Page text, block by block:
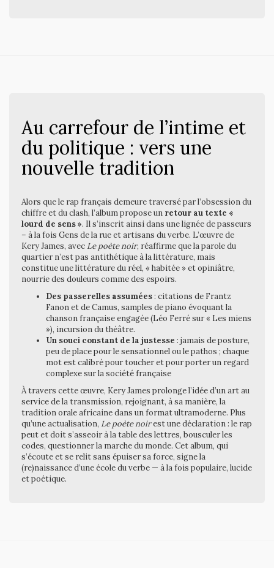
Au carrefour de l’intime et
du politique : vers une
nouvelle tradition
Alors que le rap français demeure traversé par l’obsession du
chiffre et du clash, l’album propose un retour au texte «
lourd de sens ». Il s’inscrit ainsi dans une lignée de passeurs
– à la fois Gens de la rue et artisans du verbe. L’œuvre de
Kery James, avec Le poète noir, réaffirme que la parole du
quartier n’est pas antithétique à la littérature, mais
constitue une littérature du réel, « habitée » et opiniâtre,
nourrie des douleurs comme des espoirs.
Des passerelles assumées: citations de Frantz
Fanon et de Camus, samples de piano évoquant la
chanson française engagée (Léo Ferré sur « Les miens
»), incursion du théâtre.
Un souci constant de la justesse : jamais de posture,
peu de place pour le sensationnel ou le pathos ; chaque
mot est calibré pour toucher et pour porter un regard
complexe sur la société française
À travers cette œuvre, Kery James prolonge l’idée d’un art au
service de la transmission, rejoignant, à sa manière, la
tradition orale africaine dans un format ultramoderne. Plus
qu’une actualisation, Le poète noirest une déclaration : le rap
peut et doit s’asseoir à la table des lettres, bousculer les
codes, questionner la marche du monde. Cet album, qui
s’écoute et se relit sans épuiser sa force, signe la
(re)naissance d’une école du verbe — à la fois populaire, lucide
et poétique.